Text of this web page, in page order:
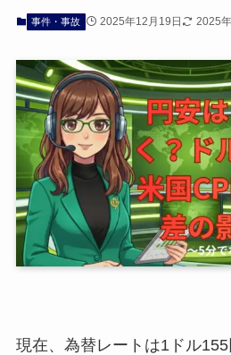
事件・事故 2025年12月19日 2025
現在、為替レートは1ドル